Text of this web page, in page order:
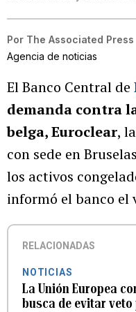
Por The Associated Press
Agencia de noticias
El Banco Central de
demanda contra
belga, Euroclear,
con sede en
los activos
informó el banco el
RELACIONADAS
NOTICIAS
La Unión Europea
busca de evitar